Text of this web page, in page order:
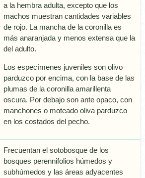
a la hembra adulta, excepto que los
machos muestran cantidades variables
de rojo. La mancha de la coronilla es
más anaranjada y menos extensa que la
del adulto.
Los especí­menes juveniles son olivo
parduzco por encima, con la base de las
plumas de la coronilla amarillenta
oscura. Por debajo son ante opaco, con
manchones o moteado oliva parduzco
en los costados del pecho.
Frecuentan el sotobosque de los
bosques perennifolios húmedos y
subhúmedos y las áreas adyacentes